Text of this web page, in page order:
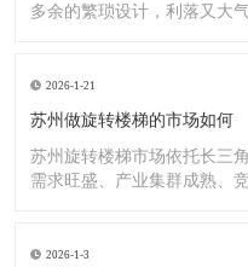
多余的繁琐设计，利落又大
2026-1-21
苏州做旋转楼梯的市场如何
苏州旋转楼梯市场依托长三
需求旺盛、产业集群成熟、
2026-1-3